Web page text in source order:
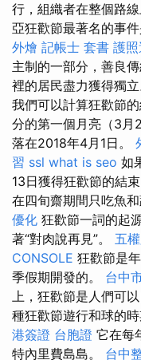
行，組織者在整個路
亞狂歡節最著名的事
外燴 記帳士 套書 護
主制的一部分，善良
裡的居民盡力獲得獨立
我們可以計算狂歡節的
分的第一個月亮（3月
落在2018年4月1日。
習 ssl what is seo 如
13日獲得狂歡節的結
在四旬齋期間只吃魚和
優化 狂歡節一詞的起
著“對肉說再見”。 五
CONSOLE 狂歡節是
季假期開發的。 台中
上，狂歡節是人們可
種狂歡節遊行和球的時
港簽證 台胞證 它在每
特內里費島島。 台中